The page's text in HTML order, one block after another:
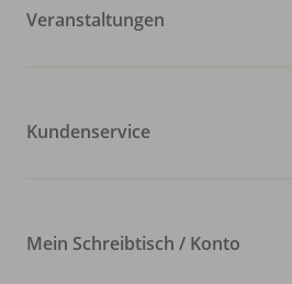
Veranstaltungen
Kundenservice
Mein Schreibtisch / Konto